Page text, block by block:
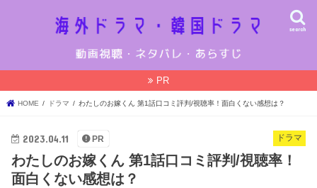
search
PR
HOME ドラマ わたしのお嫁くん 第1話口コミ評判/視聴率！面白くない感想は？
ドラマ
2023.04.11 PR
わたしのお嫁くん 第1話口コミ評判/視聴率！
面白くない感想は？